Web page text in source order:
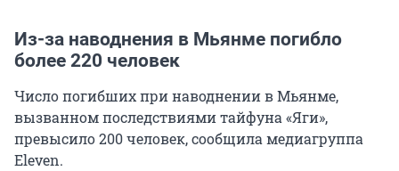
Из-за наводнения в Мьянме погибло
более 220 человек
Число погибших при наводнении в Мьянме,
вызванном последствиями тайфуна «Яги»,
превысило 200 человек, сообщила медиагруппа
Eleven.